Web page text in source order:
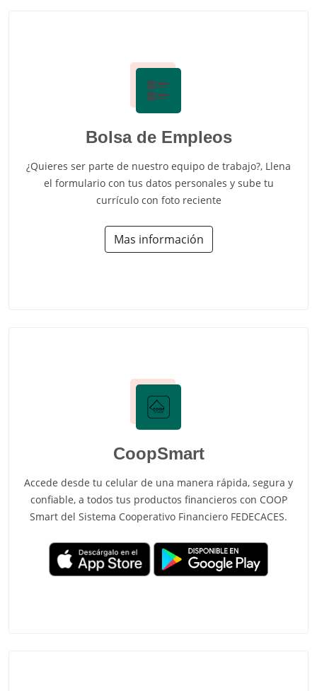
Bolsa de Empleos
¿Quieres ser parte de nuestro equipo de trabajo?, Llena
el formulario con tus datos personales y sube tu
currículo con foto reciente
Mas información
CoopSmart
Accede desde tu celular de una manera rápida, segura y
confiable, a todos tus productos financieros con COOP
Smart del Sistema Cooperativo Financiero FEDECACES.